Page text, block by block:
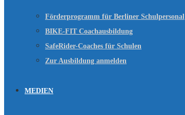
Förderprogramm für Berliner Schulpersonal
BIKE-FIT Coachausbildung
SafeRider-Coaches für Schulen
Zur Ausbildung anmelden
MEDIEN